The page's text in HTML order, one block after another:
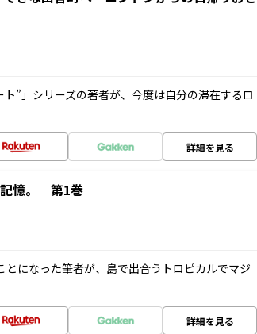
”」シリーズの著者が、今度は自分の滞在するロ
詳細を見る
憶。 第1巻
になった筆者が、島で出合うトロピカルでマジ
詳細を見る